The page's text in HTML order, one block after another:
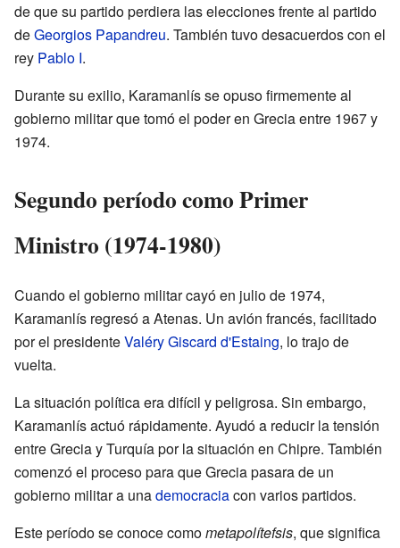
de que su partido perdiera las elecciones frente al partido
deGeorgios Papandreu. También tuvo desacuerdos con el
rey Pablo I.
Durante su exilio, Karamanlís se opuso firmemente al
gobierno militar que tomó el poder en Grecia entre 1967 y
1974.
Segundo período como Primer
Ministro (1974-1980)
Cuando el gobierno militar cayó en julio de 1974,
Karamanlís regresó a Atenas. Un avión francés, facilitado
por el presidenteValéry Giscard d'Estaing, lo trajo de
vuelta.
La situación política era difícil y peligrosa. Sin embargo,
Karamanlís actuó rápidamente. Ayudó a reducir la tensión
entre Grecia y Turquía por la situación en Chipre. También
comenzó el proceso para que Grecia pasara de un
gobierno militar a unademocraciacon varios partidos.
Este período se conoce comometapolítefsis, que significa